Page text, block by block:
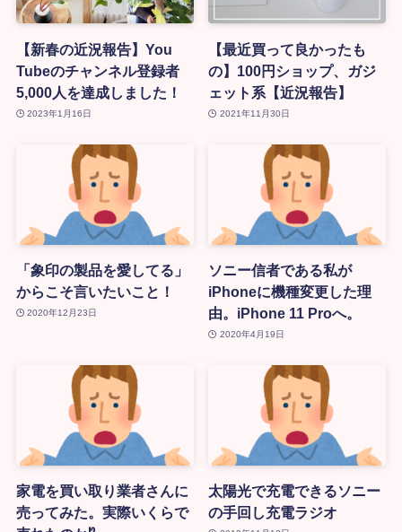
【新春の近況報告】You
Tubeのチャンネル登録者
5,000人を達成しました！
2023年1月16日
【最近買って良かったも
の】100円ショップ、ガジ
ェット系【近況報告】
2021年11月30日
「象印の製品を愛してる」
からこそ言いたいこと！
2020年12月23日
ソニー信者である私が
iPhoneに機種変更した理
由。iPhone 11 Proへ。
2020年4月19日
家電を買い取り業者さんに
売ってみた。実際いくらで
太陽光で充電できるソニー
の手回し充電ラジオ